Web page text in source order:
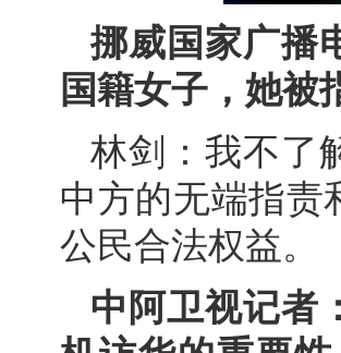
挪威国家广播
国籍女子，她被
林剑：我不了
中方的无端指责
公民合法权益。
中阿卫视记者